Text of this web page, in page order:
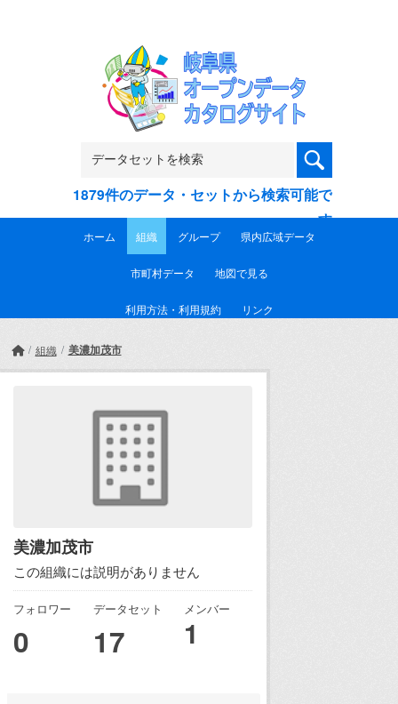
1879件のデータ・セットから検索可能で
す
ホーム 組織 グループ 県内広域データ
市町村データ 地図で見る
利用方法・利用規約 リンク
組織 美濃加茂市
美濃加茂市
この組織には説明がありません
フォロワー
0
データセット
17
メンバー
1